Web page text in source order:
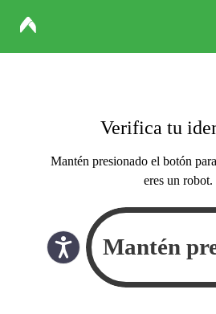
Verifica tu
Mantén presionado el botón
eres un robot.